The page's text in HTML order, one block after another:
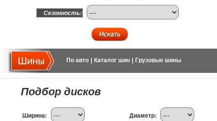
Сезонность:
По авто Каталог шин Грузовые шины
Подбор дисков
Ширина: Диаметр: